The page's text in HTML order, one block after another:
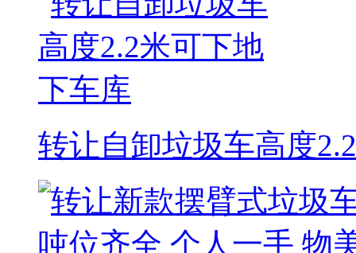
转让自卸垃圾车高度